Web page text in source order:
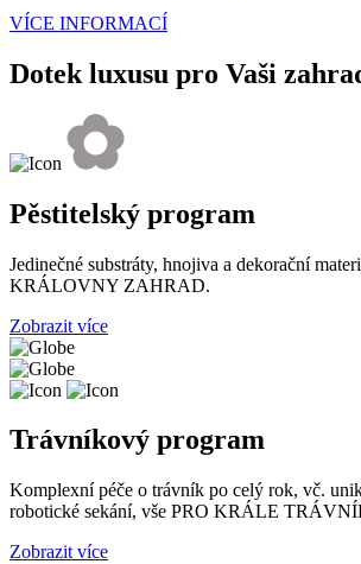
VÍCE INFORMACÍ
Dotek luxusu pro Vaši
Pěstitelský program
Jedinečné substráty, hnojiva a dekorační
KRÁLOVNY ZAHRAD.
Zobrazit více
Trávníkový program
Komplexní péče o trávník po celý rok, vč.
robotické sekání, vše PRO KRÁLE
Zobrazit více